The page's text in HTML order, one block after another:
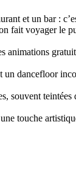
et un bar :
fait voyager le
animations
dancefloor
souvent
touche